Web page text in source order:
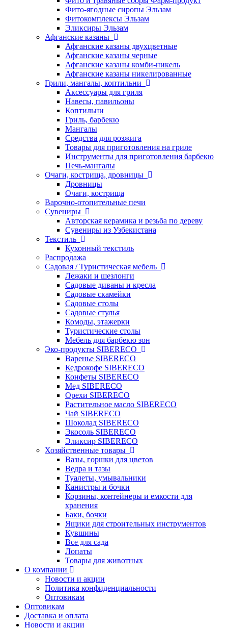
Фито-ягодные сиропы Эльзам
Фитокомплексы Эльзам
Эликсиры Эльзам
Афганские казаны
Афганские казаны двухцветные
Афганские казаны черные
Афганские казаны комби-никель
Афганские казаны никелированные
Грили, мангалы, коптильни
Аксессуары для гриля
Навесы, павильоны
Коптильни
Гриль, барбекю
Мангалы
Средства для розжига
Товары для приготовления на гриле
Инструменты для приготовления барбекю
Печь-мангалы
Очаги, кострища, дровницы
Дровницы
Очаги, кострища
Варочно-отопительные печи
Сувениры
Авторская керамика и резьба по дереву
Сувениры из Узбекистана
Текстиль
Кухонный текстиль
Распродажа
Садовая / Туристическая мебель
Лежаки и шезлонги
Садовые диваны и кресла
Садовые скамейки
Садовые столы
Садовые стулья
Комоды, этажерки
Туристические столы
Мебель для барбекю зон
Эко-продукты SIBERECO
Варенье SIBERECO
Кедрокофе SIBERECO
Конфеты SIBERECO
Мед SIBERECO
Орехи SIBERECO
Растительное масло SIBERECO
Чай SIBERECO
Шоколад SIBERECO
Экосоль SIBERECO
Эликсир SIBERECO
Хозяйственные товары
Вазы, горшки для цветов
Ведра и тазы
Туалеты, умывальники
Канистры и бочки
Корзины, контейнеры и емкости для
хранения
Баки, бочки
Ящики для строительных инструментов
Кувшины
Все для сада
Лопаты
Товары для животных
О компании
Новости и акции
Политика конфиденциальности
Оптовикам
Оптовикам
Доставка и оплата
Новости и акции